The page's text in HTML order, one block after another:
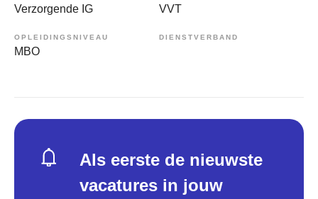
Verzorgende IG VVT
OPLEIDINGSNIVEAU
MBO
DIENSTVERBAND
Als eerste de nieuwste
vacatures in jouw